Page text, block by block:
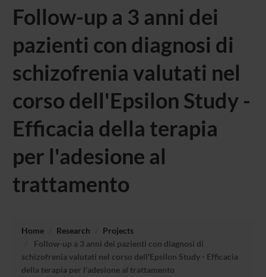
Follow-up a 3 anni dei
pazienti con diagnosi di
schizofrenia valutati nel
corso dell'Epsilon Study -
Efficacia della terapia
per l'adesione al
trattamento
Home Research
Projects
Follow-up a 3 anni dei pazienti con diagnosi di
schizofrenia valutati nel corso dell'Epsilon Study - Efficacia
della terapia per l'adesione al trattamento